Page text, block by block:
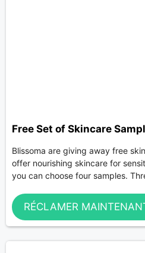
Free Set of Skincare
Blissoma are giving away free
offer nourishing skincare for
you can choose four samples.
RÉCLAMER